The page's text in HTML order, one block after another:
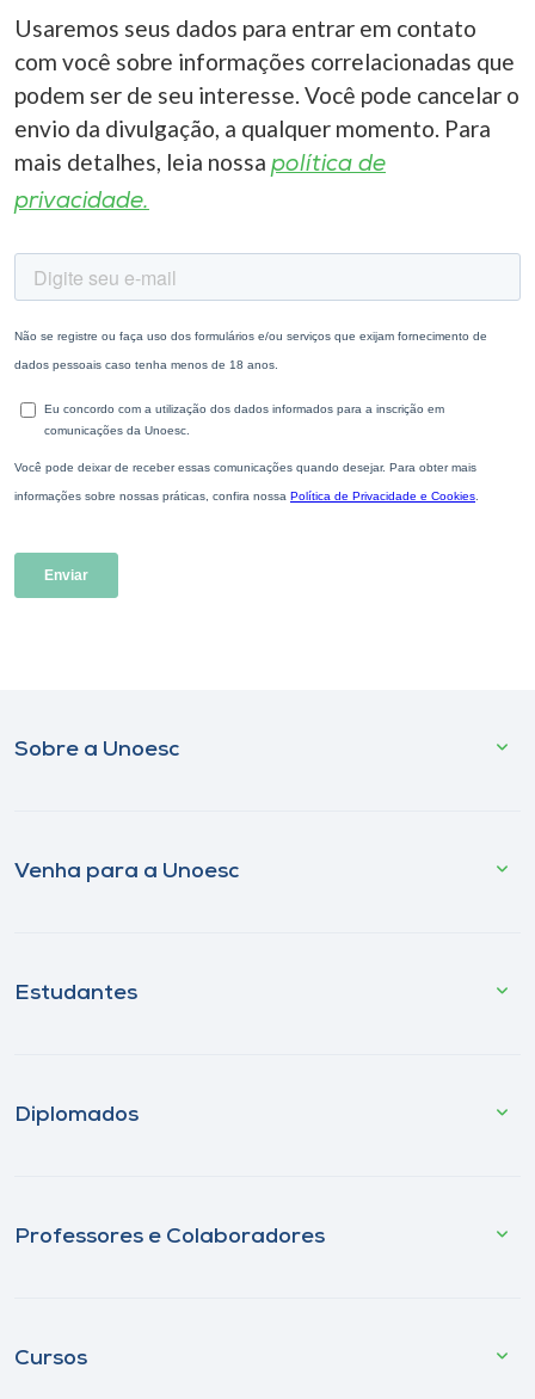
Usaremos seus dados para entrar em contato
com você sobre informações correlacionadas que
podem ser de seu interesse. Você pode cancelar o
envio da divulgação, a qualquer momento. Para
mais detalhes, leia nossa política de
privacidade.
Sobre a Unoesc
Venha para a Unoesc
Estudantes
Diplomados
Professores e Colaboradores
Cursos